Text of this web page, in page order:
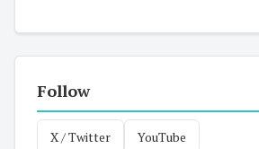
Follow
X / Twitter YouTube